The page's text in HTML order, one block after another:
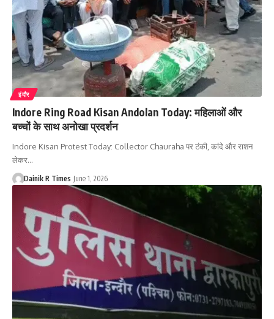
इंदौर
Indore Ring Road Kisan Andolan Today: महिलाओं और
बच्चों के साथ अनोखा प्रदर्शन
Indore Kisan Protest Today: Collector Chauraha पर टंकी, कांदे और राशन
लेकर…
Dainik R Times June 1, 2026